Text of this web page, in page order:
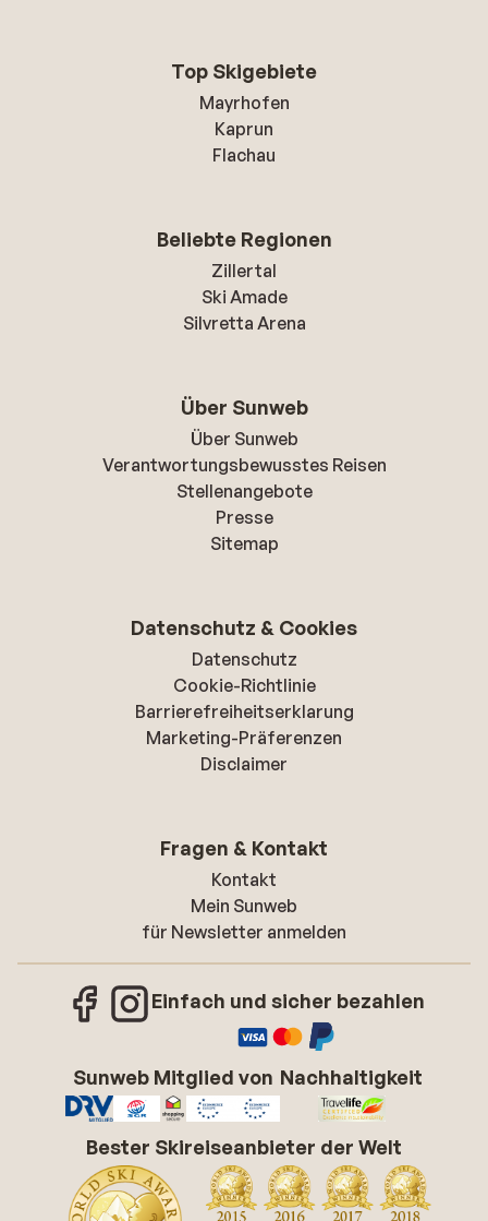
Top Skigebiete
Mayrhofen
Kaprun
Flachau
Beliebte Regionen
Zillertal
Ski Amade
Silvretta Arena
Über Sunweb
Über Sunweb
Verantwortungsbewusstes Reisen
Stellenangebote
Presse
Sitemap
Datenschutz & Cookies
Datenschutz
Cookie-Richtlinie
Barrierefreiheitserklarung
Marketing-Präferenzen
Disclaimer
Fragen & Kontakt
Kontakt
Mein Sunweb
für Newsletter anmelden
Einfach und sicher bezahlen
Sunweb Mitglied von Nachhaltigkeit
Bester Skireiseanbieter der Welt